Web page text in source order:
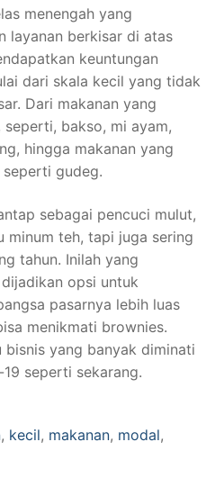
menengah yang
layanan berkisar di atas
keuntungan
dari skala kecil yang tidak
Dari makanan yang
bakso, mi ayam,
hingga makanan yang
gudeg.
sebagai pencuci mulut,
minum teh, tapi juga sering
tahun. Inilah yang
opsi untuk
pasarnya lebih luas
menikmati brownies.
bisnis yang banyak diminati
seperti sekarang.
, kecil, makanan, modal,